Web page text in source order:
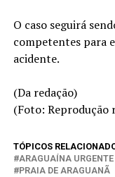
O caso seguirá
competentes para
acidente.
(Da redação)
(Foto: Reprodução
TÓPICOS
ARAGUAÍNA URGENTE
PRAIA DE ARAGUANÃ